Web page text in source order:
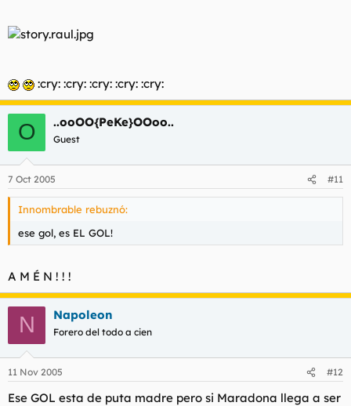
:cry: :cry: :cry: :cry: :cry:
O ..ooOO{PeKe}OOoo..
Guest
7 Oct 2005 #11
Innombrable rebuznó:
ese gol, es EL GOL!
A M É N ! ! !
N Napoleon
Forero del todo a cien
11 Nov 2005 #12
Ese GOL esta de puta madre pero si Maradona llega a ser